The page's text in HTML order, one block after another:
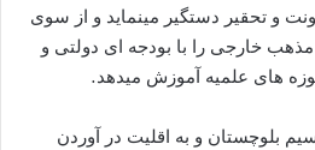
و تحقیر دستگیر می‏نماید و از سوی
خارجی را با بودجه‏ اى دولتی و
هاى علمیه آموزش می‏دهد.
بلوچستان و به اقلیت در آوردن